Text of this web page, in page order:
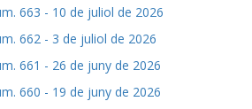
663 - 10 de juliol de 2026
662 - 3 de juliol de 2026
661 - 26 de juny de 2026
660 - 19 de juny de 2026